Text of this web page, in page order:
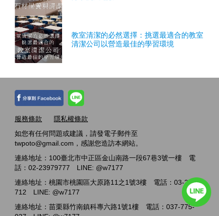
教室清潔的必然選擇：挑選最適合的教室
清潔公司以營造最佳的學習環境
服務條款
隱私權條款
如您有任何問題或建議，請發電子郵件至
twpoto@gmail.com，感謝您造訪本網站。
連絡地址：100臺北市中正區金山南路一段67巷3號一樓 電
話：02-23979777 LINE: @w7177
連絡地址：桃園市桃園區大原路11之1號3樓 電話：03-2717-
712 LINE: @w7177
連絡地址：苗栗縣竹南鎮科專六路1號1樓 電話：037-775-